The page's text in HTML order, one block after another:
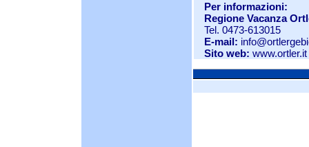
Per informazioni:
Regione Vacanza
Tel. 0473-613015
E-mail:
Sito web: www.ortler.it